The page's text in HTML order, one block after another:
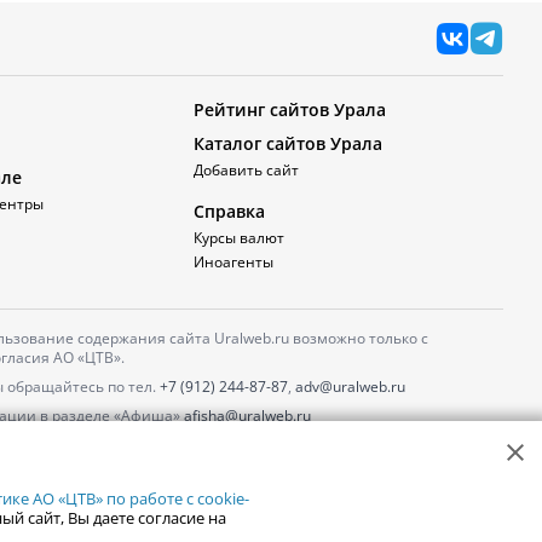
Рейтинг сайтов Урала
Каталог сайтов Урала
Добавить сайт
Справка
Курсы валют
Иноагенты
содержания сайта Uralweb.ru возможно только с
АО «ЦТВ».
по тел. +7 (912) 244-87-87, adv@uralweb.ru
в разделе «Афиша»afisha@uralweb.ru
АО «ЦТВ» по работе с cookie-
сайт, Вы даете согласие на